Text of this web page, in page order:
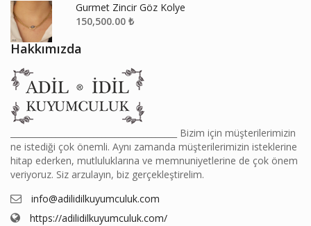
Gurmet Zincir Göz Kolye
150,500.00 ₺
Hakkımızda
________________________________________ Bizim için müşterilerimizin
ne istediği çok önemli. Aynı zamanda müşterilerimizin isteklerine
hitap ederken, mutluluklarına ve memnuniyetlerine de çok önem
veriyoruz. Siz arzulayın, biz gerçekleştirelim.
info@adilidilkuyumculuk.com
https://adilidilkuyumculuk.com/